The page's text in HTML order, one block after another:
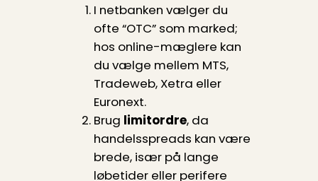
I netbanken vælger du
ofte “OTC” som marked;
hos online-mæglere kan
du vælge mellem MTS,
Tradeweb, Xetra eller
Euronext.
Brug limitordre, da
handelsspreads kan være
brede, især på lange
løbetider eller perifere